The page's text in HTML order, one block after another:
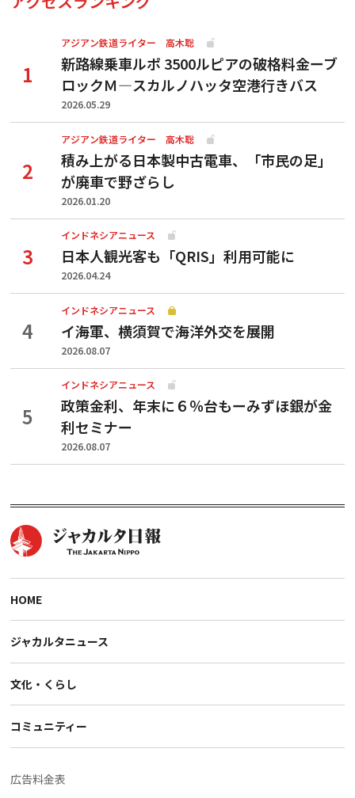
アジアン鉄道ライター 高木聡
新路線乗車ルポ 3500ルピアの破格料金ーブ
ロックＭ―スカルノハッタ空港行きバス
2026.05.29
アジアン鉄道ライター 高木聡
積み上がる日本製中古電車、「市民の足」
が廃車で野ざらし
2026.01.20
インドネシアニュース
日本人観光客も「QRIS」利用可能に
2026.04.24
インドネシアニュース
イ海軍、横須賀で海洋外交を展開
2026.08.07
インドネシアニュース
政策金利、年末に６％台もーみずほ銀が金
利セミナー
2026.08.07
HOME
ジャカルタニュース
文化・くらし
コミュニティー
広告料金表